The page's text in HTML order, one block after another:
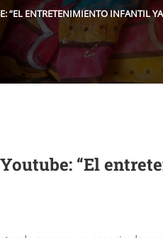
“EL ENTRETENIMIENTO INFANTIL
“El